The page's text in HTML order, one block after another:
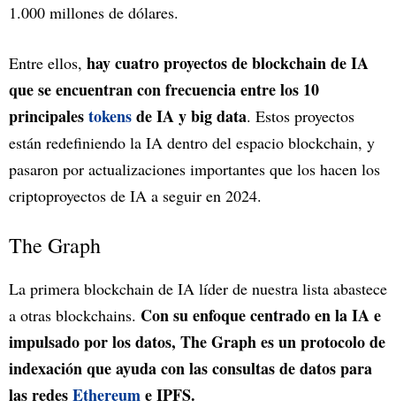
1.000 millones de dólares.
Entre ellos, hay cuatro proyectos de blockchain de IA
que se encuentran con frecuencia entre los 10
principalestokensde IA y big data. Estos proyectos
están redefiniendo la IA dentro del espacio blockchain, y
pasaron por actualizaciones importantes que los hacen los
criptoproyectos de IA a seguir en 2024.
The Graph
La primera blockchain de IA líder de nuestra lista abastece
a otras blockchains. Con su enfoque centrado en la IA e
impulsado por los datos, The Graph es un protocolo de
indexación que ayuda con las consultas de datos para
las redesEthereume IPFS.